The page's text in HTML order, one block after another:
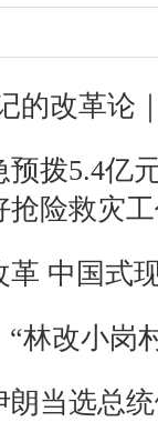
的改革论
预拨5.4亿
抢险救灾
革 中国式
“林改小岗
朗当选总